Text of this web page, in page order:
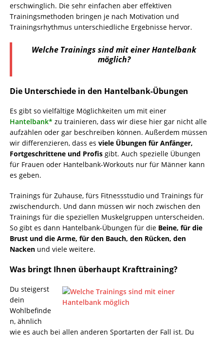
erschwinglich. Die sehr einfachen aber effektiven
Trainingsmethoden bringen je nach Motivation und
Trainingsrhythmus unterschiedliche Ergebnisse hervor.
Welche Trainings sind mit einer Hantelbank
möglich?
Die Unterschiede in den Hantelbank-Übungen
Es gibt so vielfältige Möglichkeiten um mit einer
Hantelbank* zu trainieren, dass wir diese hier gar nicht alle
aufzählen oder gar beschreiben können. Außerdem müssen
wir differenzieren, dass es viele Übungen für Anfänger,
Fortgeschrittene und Profis gibt. Auch spezielle Übungen
für Frauen oder Hantelbank-Workouts nur für Männer kann
es geben.
Trainings für Zuhause, fürs Fitnessstudio und Trainings für
zwischendurch. Und dann müssen wir noch zwischen den
Trainings für die speziellen Muskelgruppen unterscheiden.
So gibt es dann Hantelbank-Übungen für die Beine, für die
Brust und die Arme, für den Bauch, den Rücken, den
Nacken und viele weitere.
Was bringt Ihnen überhaupt Krafttraining?
Du steigerst
dein
Wohlbefinde
n, ähnlich
wie es auch bei allen anderen Sportarten der Fall ist. Du